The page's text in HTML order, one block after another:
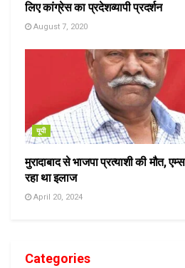
लिए कांग्रेस का प्रदेशव्यापी प्रदर्शन
August 7, 2020
यूपी
मुरादाबाद से भाजपा प्रत्याशी की मौत,
रहा था इलाज
April 20, 2024
Categories